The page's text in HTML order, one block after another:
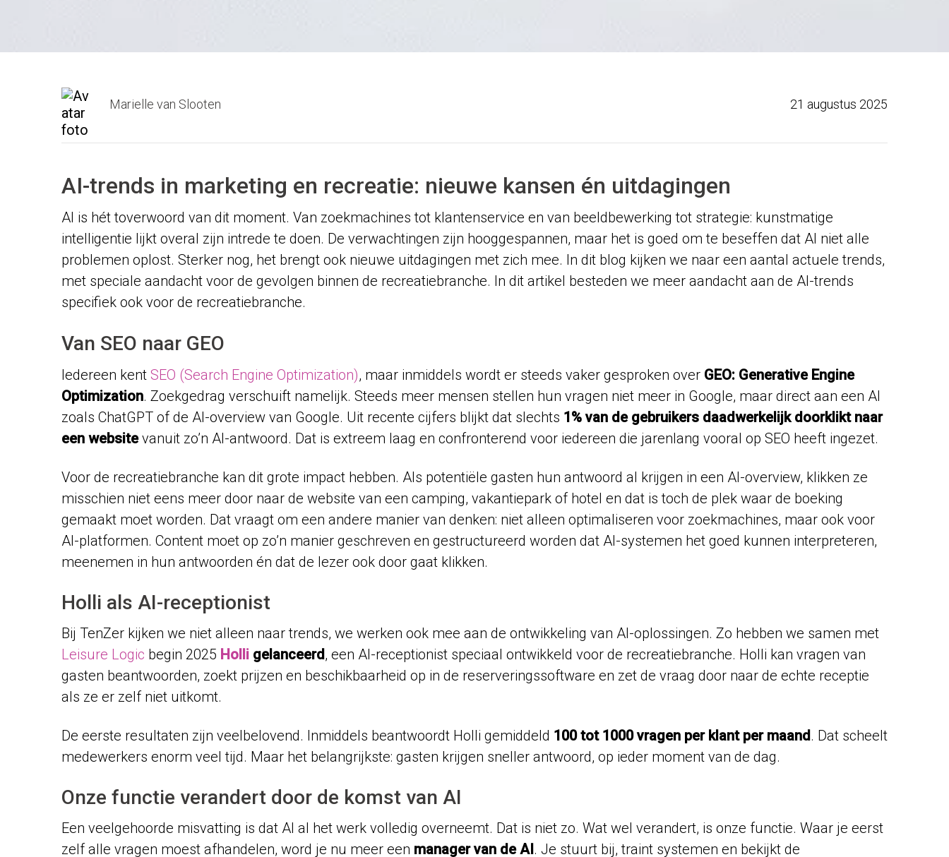
Marielle van Slooten 21 augustus 2025
AI-trends in marketing en recreatie: nieuwe kansen én uitdagingen
AI is hét toverwoord van dit moment. Van zoekmachines tot klantenservice en van beeldbewerking tot strategie: kunstmatige
intelligentie lijkt overal zijn intrede te doen. De verwachtingen zijn hooggespannen, maar het is goed om te beseffen dat AI niet alle
problemen oplost. Sterker nog, het brengt ook nieuwe uitdagingen met zich mee. In dit blog kijken we naar een aantal actuele trends,
met speciale aandacht voor de gevolgen binnen de recreatiebranche. In dit artikel besteden we meer aandacht aan de AI-trends
specifiek ook voor de recreatiebranche.
Van SEO naar GEO
Iedereen kent SEO (Search Engine Optimization), maar inmiddels wordt er steeds vaker gesproken over GEO: Generative Engine
Optimization. Zoekgedrag verschuift namelijk. Steeds meer mensen stellen hun vragen niet meer in Google, maar direct aan een AI
zoals ChatGPT of de AI-overview van Google. Uit recente cijfers blijkt dat slechts 1% van de gebruikers daadwerkelijk doorklikt naar
een websitevanuit zo’n AI-antwoord. Dat is extreem laag en confronterend voor iedereen die jarenlang vooral op SEO heeft ingezet.
Voor de recreatiebranche kan dit grote impact hebben. Als potentiële gasten hun antwoord al krijgen in een AI-overview, klikken ze
misschien niet eens meer door naar de website van een camping, vakantiepark of hotel en dat is toch de plek waar de boeking
gemaakt moet worden. Dat vraagt om een andere manier van denken: niet alleen optimaliseren voor zoekmachines, maar ook voor
AI-platformen. Content moet op zo’n manier geschreven en gestructureerd worden dat AI-systemen het goed kunnen interpreteren,
meenemen in hun antwoorden én dat de lezer ook door gaat klikken.
Holli als AI-receptionist
Bij TenZer kijken we niet alleen naar trends, we werken ook mee aan de ontwikkeling van AI-oplossingen. Zo hebben we samen met
Leisure Logic begin 2025 Holli gelanceerd, een AI-receptionist speciaal ontwikkeld voor de recreatiebranche. Holli kan vragen van
gasten beantwoorden, zoekt prijzen en beschikbaarheid op in de reserveringssoftware en zet de vraag door naar de echte receptie
als ze er zelf niet uitkomt.
De eerste resultaten zijn veelbelovend. Inmiddels beantwoordt Holli gemiddeld 100 tot 1000 vragen per klant per maand. Dat scheelt
medewerkers enorm veel tijd. Maar het belangrijkste: gasten krijgen sneller antwoord, op ieder moment van de dag.
Onze functie verandert door de komst van AI
Een veelgehoorde misvatting is dat AI al het werk volledig overneemt. Dat is niet zo. Wat wel verandert, is onze functie. Waar je eerst
zelf alle vragen moest afhandelen, word je nu meer een manager van de AI. Je stuurt bij, traint systemen en bekijkt de